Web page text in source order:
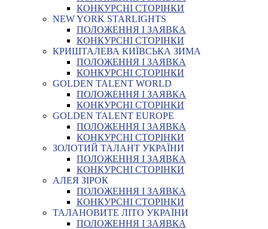
КОНКУРСНІ СТОРІНКИ
NEW YORK STARLIGHTS
ПОЛОЖЕННЯ І ЗАЯВКА
КОНКУРСНІ СТОРІНКИ
КРИШТАЛЕВА КИЇВСЬКА ЗИМА
ПОЛОЖЕННЯ І ЗАЯВКА
КОНКУРСНІ СТОРІНКИ
GOLDEN TALENT WORLD
ПОЛОЖЕННЯ І ЗАЯВКА
КОНКУРСНІ СТОРІНКИ
GOLDEN TALENT EUROPE
ПОЛОЖЕННЯ І ЗАЯВКА
КОНКУРСНІ СТОРІНКИ
ЗОЛОТИЙ ТАЛАНТ УКРАЇНИ
ПОЛОЖЕННЯ І ЗАЯВКА
КОНКУРСНІ СТОРІНКИ
АЛЕЯ ЗІРОК
ПОЛОЖЕННЯ І ЗАЯВКА
КОНКУРСНІ СТОРІНКИ
ТАЛАНОВИТЕ ЛІТО УКРАЇНИ
ПОЛОЖЕННЯ І ЗАЯВКА